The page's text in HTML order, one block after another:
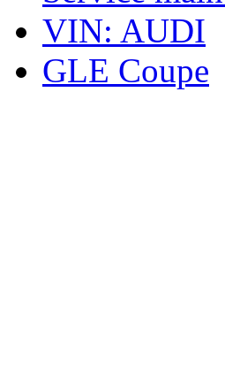
VIN: AUDI
GLE Coupe